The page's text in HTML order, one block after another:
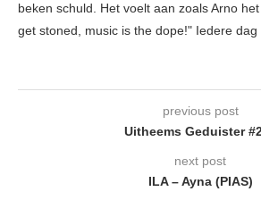
beken schuld. Het voelt aan zoals Arno
get stoned, music is the dope!" Iedere dag
previous post
Uitheems Geduister
next post
ILA – Ayna (PIAS)